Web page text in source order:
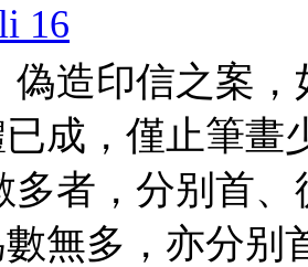
16
偽造印信之案
成，僅止筆畫
多者，分别首
無多，亦分别